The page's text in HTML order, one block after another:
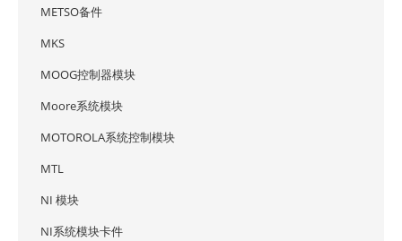
METSO备件
MKS
MOOG控制器模块
Moore系统模块
MOTOROLA系统控制模块
MTL
NI 模块
NI系统模块卡件